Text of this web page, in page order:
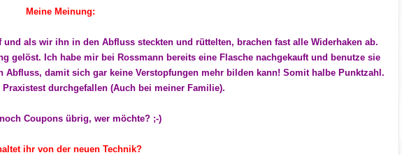
Meine Meinung:
als wir ihn in den Abfluss steckten und rüttelten, brachen fast alle Widerhaken ab.
gelöst. Ich habe mir bei Rossmann bereits eine Flasche nachgekauft und benutze sie
damit sich gar keine Verstopfungen mehr bilden kann! Somit halbe Punktzahl.
durchgefallen (Auch bei meiner Familie).
Coupons übrig, wer möchte? ;-)
ihr von der neuen Technik?